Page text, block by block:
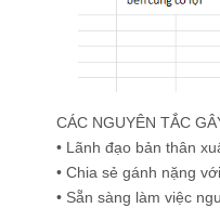
CÁC NGUYÊN TẮC
• Lãnh đạo bản thân
• Chia sẻ gánh nặng
• Sẵn sàng làm việc